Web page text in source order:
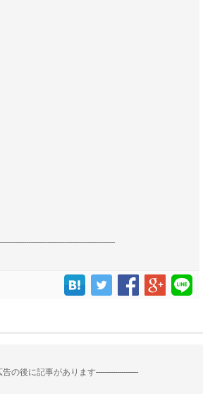
告の後に記事があります--------------------